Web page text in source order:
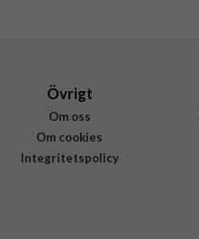
Övrigt
Om oss
Om cookies
Integritetspolicy